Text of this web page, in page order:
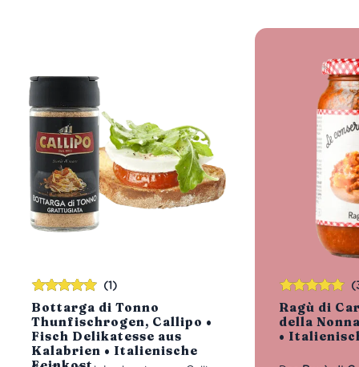
Bottarga di Tonno
Thunfischrogen, Callipo •
Fisch Delikatesse aus
Kalabrien • Italienische
(1)
Bewertet
mit5.00von
5
Ragù di
della
•
Bewertet
mit5.00von
5